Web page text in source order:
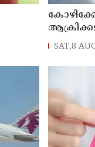
SAT,8